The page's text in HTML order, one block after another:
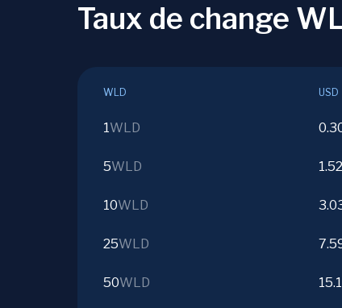
Taux de change
WLD USD
1WLD
5WLD 1.52
10WLD
25WLD
50WLD